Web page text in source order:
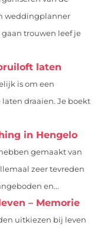
weddingplanner
trouwen leef je
laten
is om een
draaien. Je boekt
in Hengelo
gemaakt van
zeer tevreden
en...
– Memorie
uitkiezen bij leven